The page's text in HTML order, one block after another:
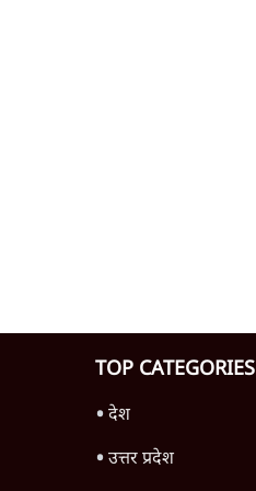
TOP CATEGORIES
देश
उत्तर प्रदेश